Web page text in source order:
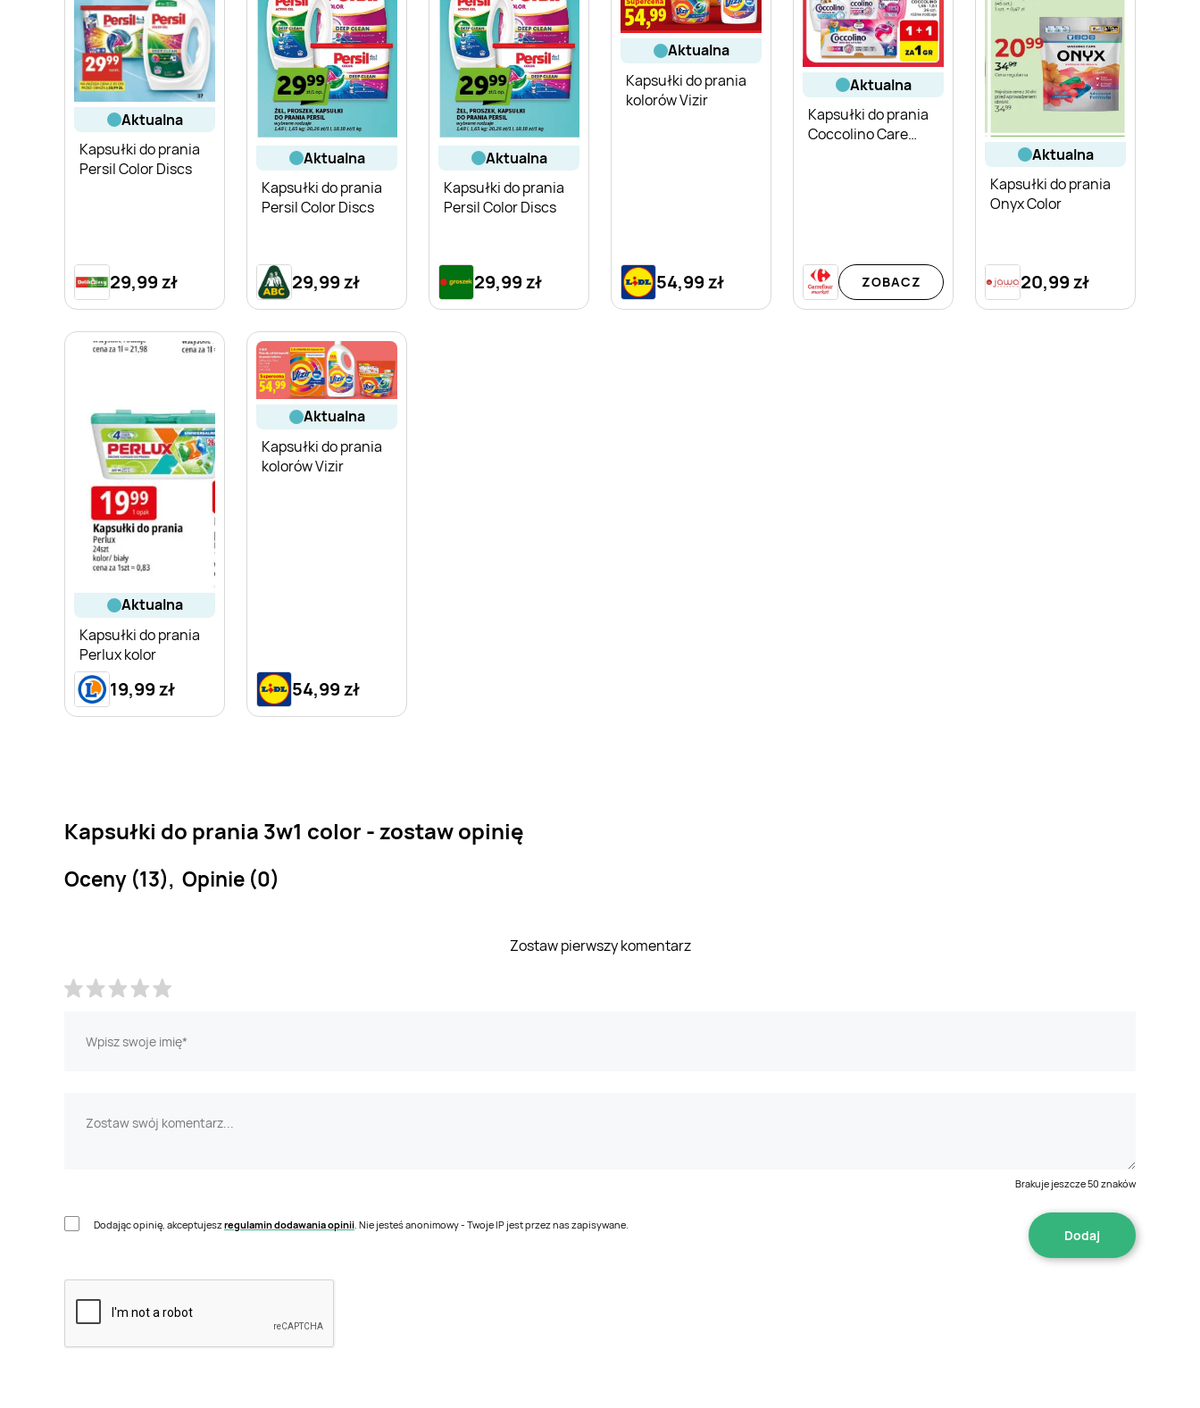
aktualna
Kapsułki do prania
Persil Color Discs
29,99 zł
aktualna
Kapsułki do prania
Persil Color Discs
29,99 zł
aktualna
Kapsułki do prania
Persil Color Discs
29,99 zł
aktualna
Kapsułki do prania
kolorów Vizir
54,99 zł
aktualna
Kapsułki do prania
Coccolino Care
ZOBACZ
aktualna
Kapsułki do prania
Onyx Color
20,99 zł
aktualna
Kapsułki do prania
Perlux kolor
19,99 zł
aktualna
Kapsułki do prania
kolorów Vizir
54,99 zł
Kapsułki do prania 3w1 color - zostaw opinię
Oceny (13), Opinie (0)
Zostaw pierwszy komentarz
Brakuje jeszcze50 znaków
Dodając opinię, akceptujeszregulamin dodawania opinii . Nie jesteś anonimowy - Twoje IP jest przez nas zapisywane.